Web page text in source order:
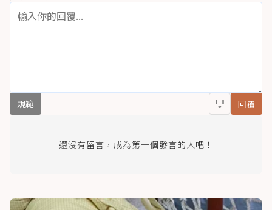
規範 回覆
還沒有留言，成為第一個發言的人吧！